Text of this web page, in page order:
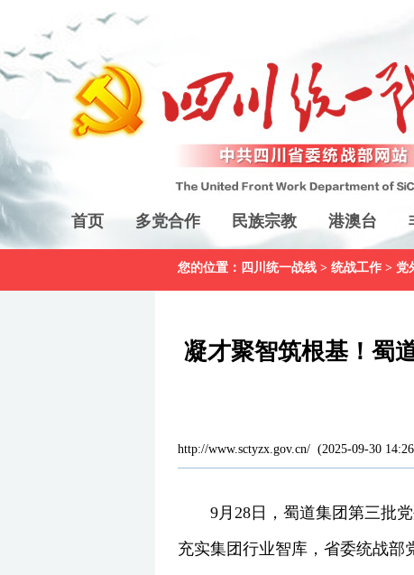
首页 多党合作 民族宗教 港澳台
您的位置： 四川统一战线 > 统战工作 > 党
凝才聚智筑根基！蜀
http://www.sctyzx.gov.cn/ (2025-09-30
9月28日，蜀道集团第三批
充实集团行业智库，省委统战部